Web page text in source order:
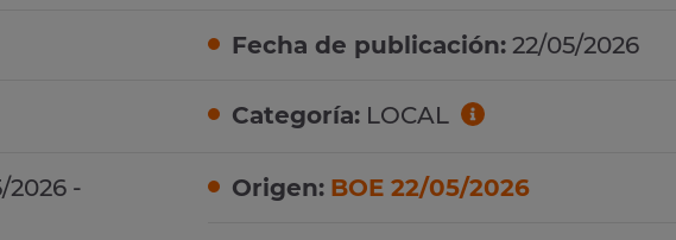
2026 -
Fecha de publicación: 22/05/2026
Categoría: LOCAL
Origen: BOE 22/05/2026